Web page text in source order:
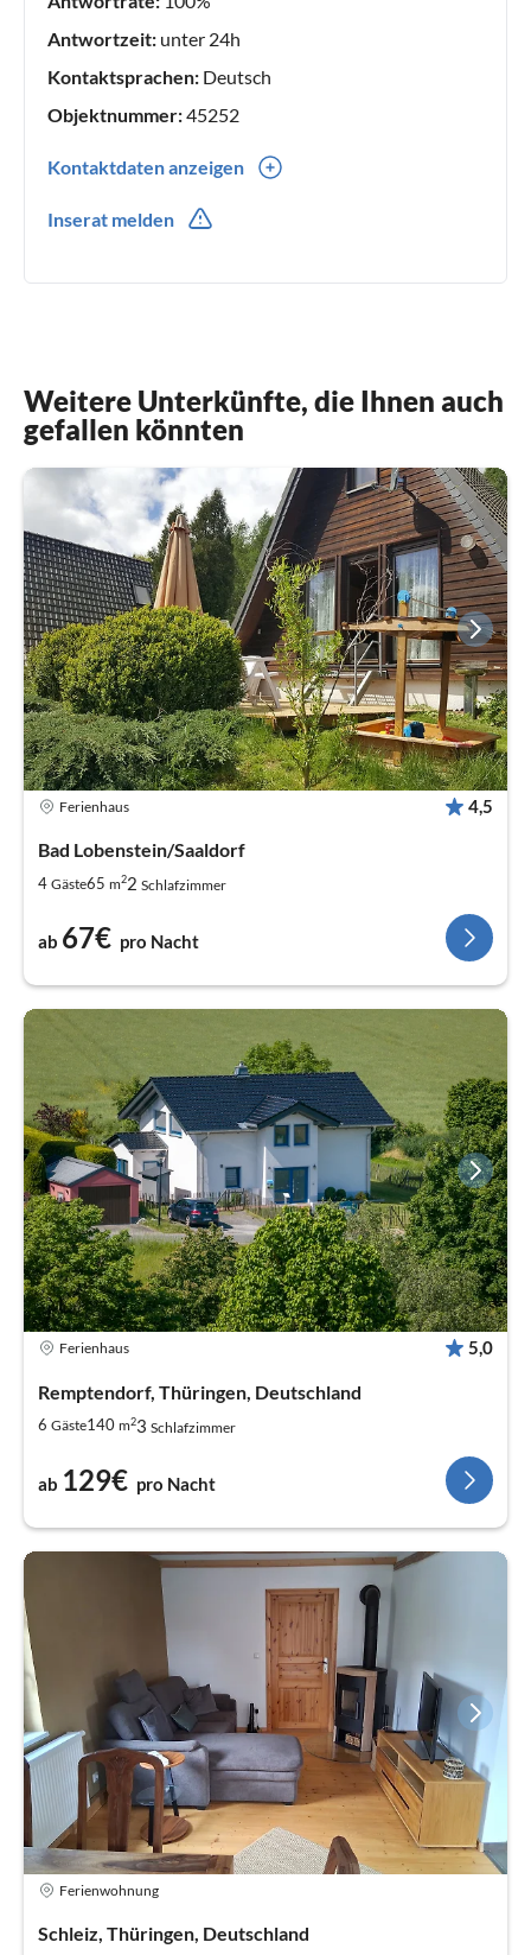
Antwortzeit: unter 24h
Kontaktsprachen: Deutsch
Objektnummer:45252
Kontaktdaten anzeigen
Inserat melden
Weitere Unterkünfte, die Ihnen auch
gefallen könnten
Ferienhaus 4,5
Bad Lobenstein/Saaldorf
4 Gäste65 m22 Schlafzimmer
ab 67€ pro Nacht
Ferienhaus 5,0
Remptendorf, Thüringen, Deutschland
6 Gäste140 m23 Schlafzimmer
ab 129€ pro Nacht
Ferienwohnung
Schleiz, Thüringen, Deutschland